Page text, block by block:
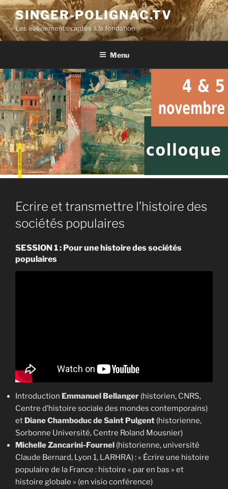
Aller
au
contenu
principal
SINGER-POLIGNAC.TV
Les événements captés à la fondation
Menu
Ecrire et transmettre l’histoire des
sociétés populaires
SESSION 1 : Pour une histoire des sociétés
populaires
Introduction Emmanuel Bellanger (historien, CNRS,
Centre d’histoire sociale des mondes contemporains)
et Diane Chamboduc de Saint Pulgent (historienne,
Sorbonne Université, Centre Roland Mousnier)
Michelle Zancarini-Fournel (historienne, université
Claude Bernard, Lyon 1, LARHRA) : « Écrire une histoire
populaire de la France : histoire « par en bas » et
histoire globale » (en visio conférence)